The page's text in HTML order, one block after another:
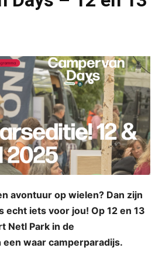
avontuur op wielen? Dan zijn
echt iets voor jou! Op 12 en 13
Netl Park in de
waar camperparadijs.